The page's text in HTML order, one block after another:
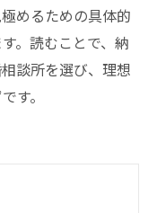
めるための具体的
。読むことで、納
談所を選び、理想
す。